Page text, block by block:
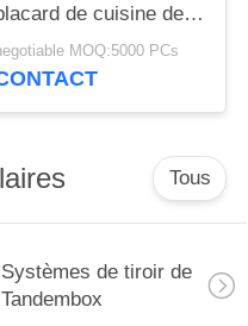
de cuisine de
contact de charnières
porte du Cabinet
MOQ:5000 PCs
Tous
Systèmes de tiroir de
Tandembox